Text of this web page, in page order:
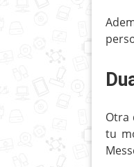
Otra
tu